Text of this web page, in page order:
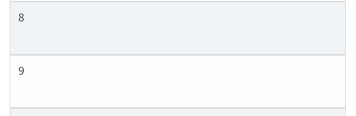
8
9